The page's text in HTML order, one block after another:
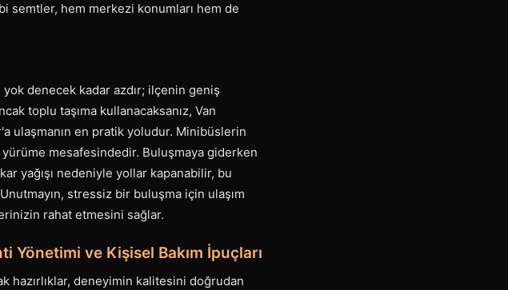
semtler, hem merkezi konumları hem de
denecek kadar azdır; ilçenin geniş
toplu taşıma kullanacaksanız, Van
ulaşmanın en pratik yoludur. Minibüslerin
yürüme mesafesindedir. Buluşmaya giderken
yağışı nedeniyle yollar kapanabilir, bu
stressiz bir buluşma için ulaşım
rahat etmesini sağlar.
Yönetimi ve Kişisel Bakım İpuçları
hazırlıklar, deneyimin kalitesini doğrudan